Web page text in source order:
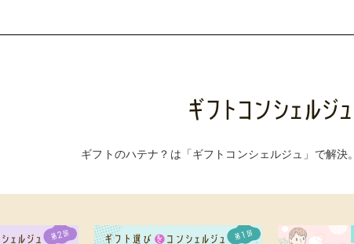
ギフトのハテナ？は「ギフトコンシェルジュ」で解決